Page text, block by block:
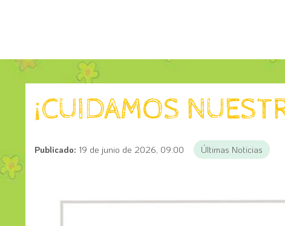
¡CUIDAMOS
Publicado: 19 de junio de 2026, 09:00 Últimas Noticias